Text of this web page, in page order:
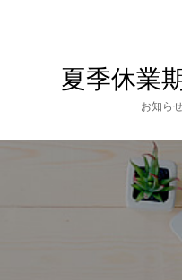
夏季休業
お知ら